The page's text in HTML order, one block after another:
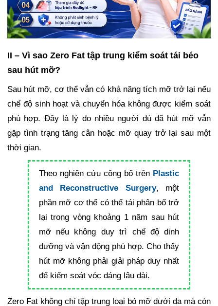
II – Vì sao Zero Fat tập trung kiểm soát tái béo
sau hút mỡ?
Sau hút mỡ, cơ thể vẫn có khả năng tích mỡ trở lại nếu
chế độ sinh hoạt và chuyển hóa không được kiểm soát
phù hợp. Đây là lý do nhiều người dù đã hút mỡ vẫn
gặp tình trạng tăng cân hoặc mỡ quay trở lại sau một
thời gian.
Theo nghiên cứu công bố trên Plastic
and Reconstructive Surgery, một
phần mỡ cơ thể có thể tái phân bố trở
lại trong vòng khoảng 1 năm sau hút
mỡ nếu không duy trì chế độ dinh
dưỡng và vận động phù hợp. Cho thấy
hút mỡ không phải giải pháp duy nhất
để kiểm soát vóc dáng lâu dài.
Zero Fat không chỉ tập trung loại bỏ mỡ dưới da mà còn